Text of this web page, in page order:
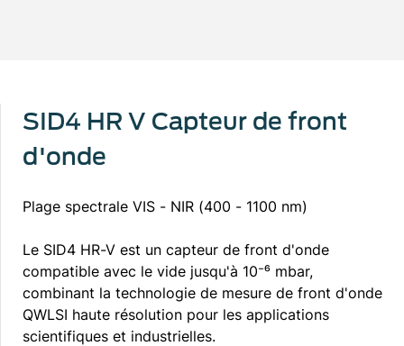
SID4 HR V Capteur de front
d'onde
Plage spectrale VIS - NIR (400 - 1100 nm)
Le SID4 HR-V est un capteur de front d'onde
compatible avec le vide jusqu'à 10⁻⁶ mbar,
combinant la technologie de mesure de front d'onde
QWLSI haute résolution pour les applications
scientifiques et industrielles.